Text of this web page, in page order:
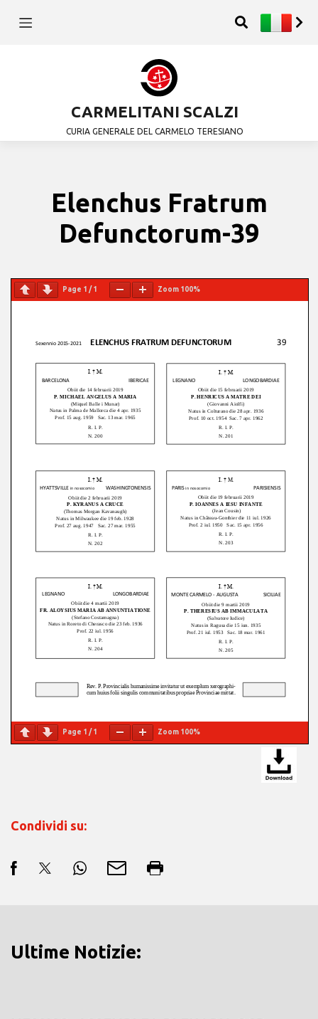
CARMELITANI SCALZI
CURIA GENERALE DEL CARMELO TERESIANO
Elenchus Fratrum
Defunctorum-39
Page 1 /1 Zoom 100%
Page 1 /1 Zoom 100%
Condividi su:
Ultime Notizie: